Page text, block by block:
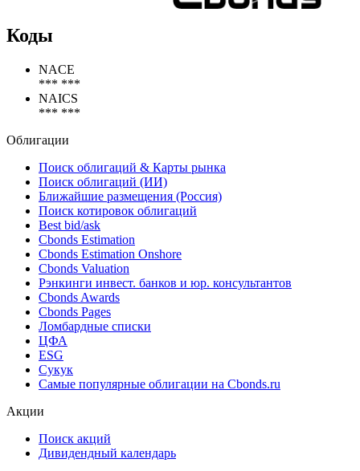
Коды
NACE
*** ***
NAICS
*** ***
Облигации
Поиск облигаций & Карты рынка
Поиск облигаций (ИИ)
Ближайшие размещения (Россия)
Поиск котировок облигаций
Best bid/ask
Cbonds Estimation
Cbonds Estimation Onshore
Cbonds Valuation
Рэнкинги инвест. банков и юр. консультантов
Cbonds Awards
Cbonds Pages
Ломбардные списки
ЦФА
ESG
Сукук
Самые популярные облигации на Cbonds.ru
Акции
Поиск акций
Дивидендный календарь